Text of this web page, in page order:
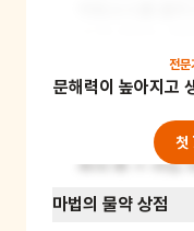
마토소스를 올
섯 등 원하는 재
안전 칼로 직접
즈를 뿌려 전자
완성이에요. 피
요? 다양한 식
들어 줄 수 있는
소스, 피자빵 속
전문
문해력이 높아지고
첫
마법의 물약 상점